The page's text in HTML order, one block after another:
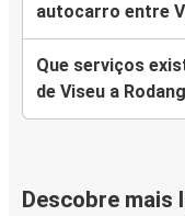
autocarro entre
Que serviços
de Viseu a
Descobre mais